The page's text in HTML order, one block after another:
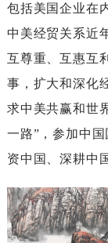
包括美国企业在
中美经贸关系近
互尊重、互惠互
事，扩大和深化
求中美共赢和世
一路”，参加中
资中国、深耕中